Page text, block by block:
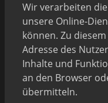
Wir verarbeiten
unsere Online-
können. Zu
Adresse des
Inhalte und
an den Browser
übermitteln.